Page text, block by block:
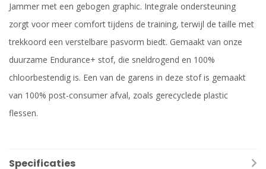
Jammer met een gebogen graphic. Integrale ondersteuning
zorgt voor meer comfort tijdens de training, terwijl de taille met
trekkoord een verstelbare pasvorm biedt. Gemaakt van onze
duurzame Endurance+ stof, die sneldrogend en 100%
chloorbestendig is. Een van de garens in deze stof is gemaakt
van 100% post-consumer afval, zoals gerecyclede plastic
flessen.
Specificaties